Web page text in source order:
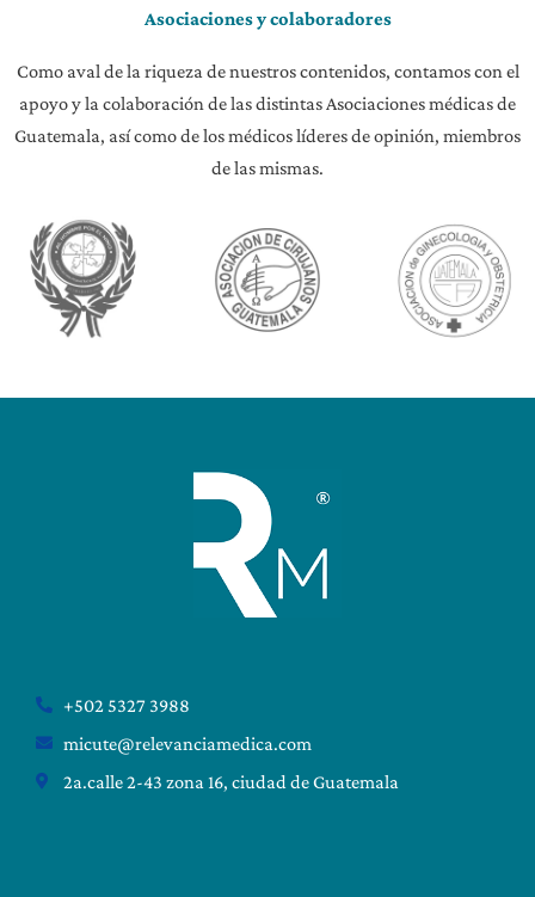
Asociaciones y colaboradores
Como aval de la riqueza de nuestros contenidos, contamos con el
apoyo y la colaboración de las distintas Asociaciones médicas de
Guatemala, así como de los médicos líderes de opinión, miembros
de las mismas.
+502 5327 3988
micute@relevanciamedica.com
2a.calle 2-43 zona 16, ciudad de Guatemala